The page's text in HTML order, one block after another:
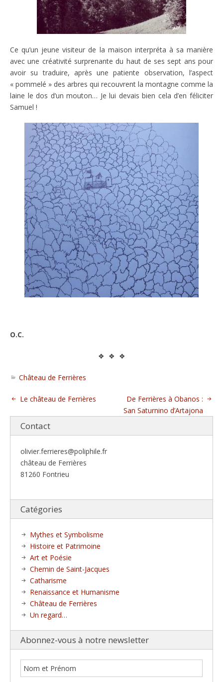
Ce qu’un jeune visiteur de la maison interpréta à sa manière
avec une créativité surprenante du haut de ses sept ans pour
avoir su traduire, après une patiente observation, l’aspect
« pommelé » des arbres qui recouvrent la montagne comme la
laine le dos d’un mouton… Je lui devais bien cela d’en féliciter
Samuel !
O.C.
❖ ❖ ❖
Château de Ferrières
Le château de Ferrières
De Ferrières à Obanos :
San Saturnino d’Artajona
Contact
olivier.ferrieres@poliphile.fr
château de Ferrières
81260 Fontrieu
Catégories
Mythes et Symbolisme
Histoire et Patrimoine
Art et Poésie
Chemin de Saint-Jacques
Catharisme
Renaissance et Humanisme
Château de Ferrières
Un regard…
Abonnez-vous à notre newsletter